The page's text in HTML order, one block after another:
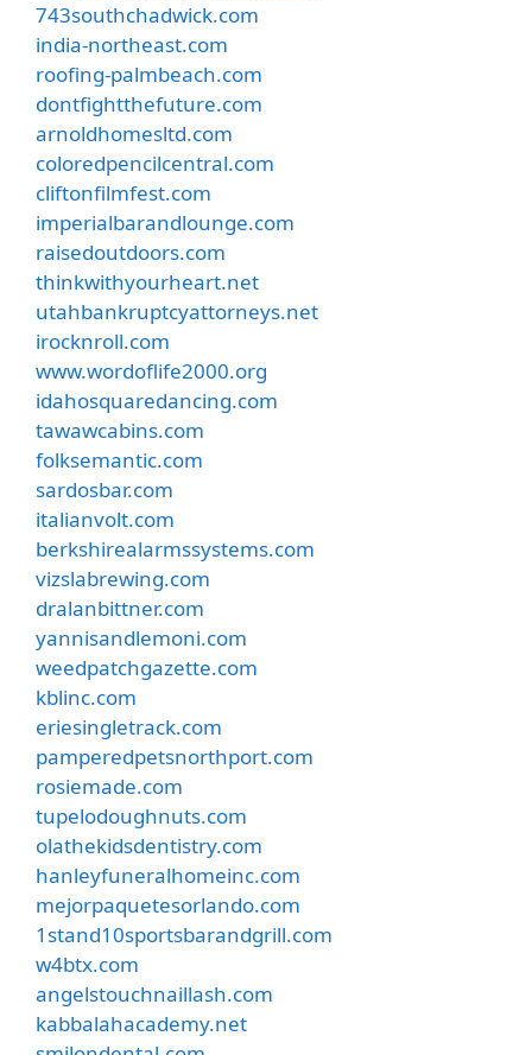
743southchadwick.com
india-northeast.com
roofing-palmbeach.com
dontfightthefuture.com
arnoldhomesltd.com
coloredpencilcentral.com
cliftonfilmfest.com
imperialbarandlounge.com
raisedoutdoors.com
thinkwithyourheart.net
utahbankruptcyattorneys.net
irocknroll.com
www.wordoflife2000.org
idahosquaredancing.com
tawawcabins.com
folksemantic.com
sardosbar.com
italianvolt.com
berkshirealarmssystems.com
vizslabrewing.com
dralanbittner.com
yannisandlemoni.com
weedpatchgazette.com
kblinc.com
eriesingletrack.com
pamperedpetsnorthport.com
rosiemade.com
tupelodoughnuts.com
olathekidsdentistry.com
hanleyfuneralhomeinc.com
mejorpaquetesorlando.com
1stand10sportsbarandgrill.com
w4btx.com
angelstouchnaillash.com
kabbalahacademy.net